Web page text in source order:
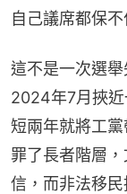
自己議席都保不
這不是一次選
2024年7月挾
短兩年就將工
罪了長者階層
信，而非法移